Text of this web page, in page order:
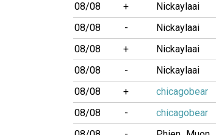
08/08
+ Nickaylaai
08/08
- Nickaylaai
08/08
+ Nickaylaai
08/08
- Nickaylaai
08/08
+ chicagobear
08/08
- chicagobear